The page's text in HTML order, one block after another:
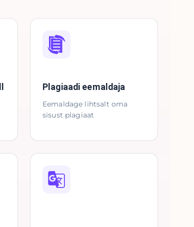
Plagiaadi eemaldaja
Eemaldage lihtsalt oma
sisust plagiaat